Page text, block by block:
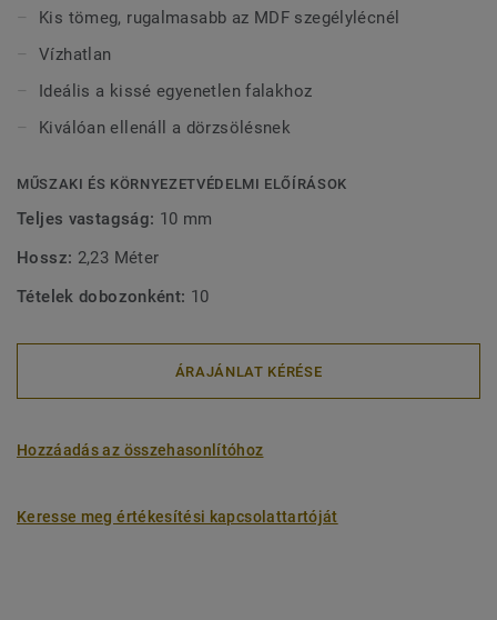
Kis tömeg, rugalmasabb az MDF szegélylécnél
Vízhatlan
Ideális a kissé egyenetlen falakhoz
Kiválóan ellenáll a dörzsölésnek
MŰSZAKI ÉS KÖRNYEZETVÉDELMI ELŐÍRÁSOK
Teljes vastagság: 10 mm
Hossz: 2,23 Méter
Tételek dobozonként: 10
ÁRAJÁNLAT KÉRÉSE
Hozzáadás az összehasonlítóhoz
Keresse meg értékesítési kapcsolattartóját